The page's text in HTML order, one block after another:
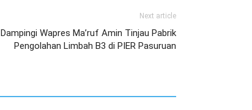
Next article
Dampingi Wapres Ma’ruf Amin Tinjau Pabrik
Pengolahan Limbah B3 di PIER Pasuruan